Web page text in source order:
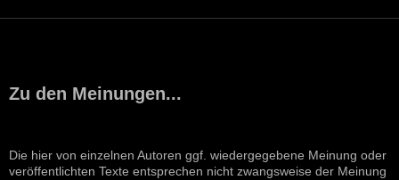
Zu den Meinungen...
Die hier von einzelnen Autoren ggf. wiedergegebene Meinung oder
veröffentlichten Texte entsprechen nicht zwangsweise der Meinung